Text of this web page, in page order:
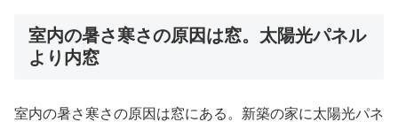
室内の暑さ寒さの原因は窓。太陽光パネル
より内窓
室内の暑さ寒さの原因は窓にある。新築の家に太陽光パネ